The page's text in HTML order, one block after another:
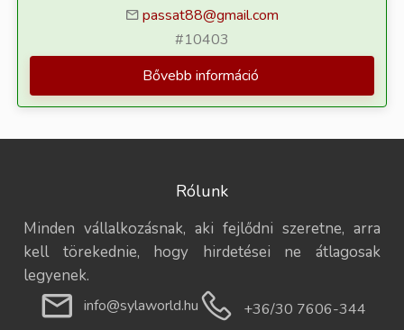
passat88@gmail.com
#10403
Bővebb információ
Rólunk
Minden vállalkozásnak, aki fejlődni szeretne, arra
kell törekednie, hogy hirdetései ne átlagosak
legyenek.
info@sylaworld.hu +36/30 7606-344